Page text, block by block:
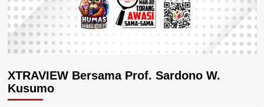
XTRAVIEW Bersama Prof. Sardono W.
Kusumo